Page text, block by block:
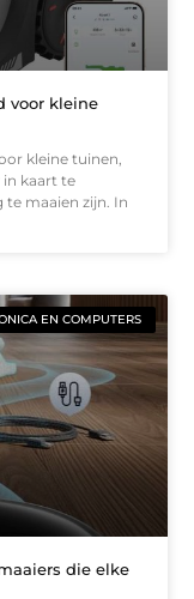
voor kleine
kleine tuinen,
kaart te
maaien zijn. In
EN COMPUTERS
die elke